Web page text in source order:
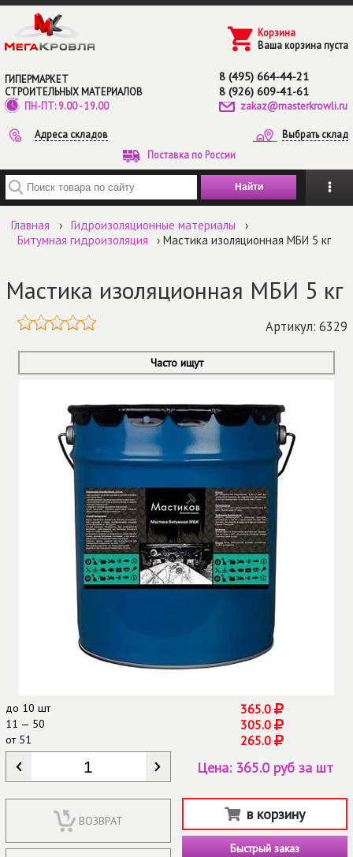
Перейти к основному содержанию
ГИПЕРМАРКЕТ
СТРОИТЕЛЬНЫХ МАТЕРИАЛОВ
ПН-ПТ: 9.00 - 19.00
8 (495) 664-44-21
8 (926) 609-41-61
zakaz@masterkrowli.ru
Адреса складов
Выбрать склад
Поставка по России
Корзина
Ваша корзина пуста
Введите ключевые слова для поиска
Главная › Гидроизоляционные материалы
›
Битумная гидроизоляция
› Мастика изоляционная МБИ 5 кг
Мастика изоляционная МБИ 5 кг
Артикул: 6329
Часто ищут
до 10 шт 365.0
11 — 50 305.0
от51 265.0
КОЛИЧЕСТВО
ВОЗВРАТ
Цена: 365.0 руб за шт
в корзину
Быстрый заказ